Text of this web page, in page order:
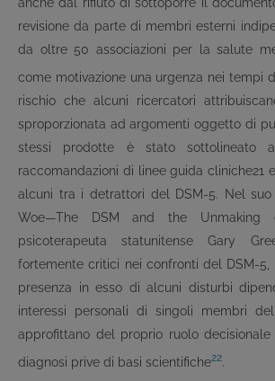
anche dal rifiuto di sottoporre il
revisione da parte di membri esterni
da oltre 50 associazioni per la salute
come motivazione una urgenza nei tempi
rischio che alcuni ricercatori
sproporzionata ad argomenti oggetto di
stessi prodotte è stato sottolineato
raccomandazioni di linee guida cliniche21
alcuni tra i detrattori del DSM-5. Nel
Woe—The DSM and the Unmaking
psicoterapeuta statunitense Gary
fortemente critici nei confronti del DSM-5,
presenza in esso di alcuni disturbi
interessi personali di singoli membri
approfittano del proprio ruolo
diagnosi prive di basi scientifiche22.